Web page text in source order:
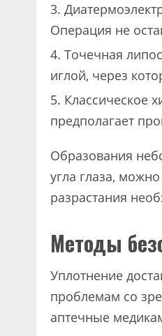
Операция не
Точечная
иглой, через
Классическое
предполагает
Образования
угла глаза,
разрастания
Методы
Уплотнение
проблемам со
аптечные